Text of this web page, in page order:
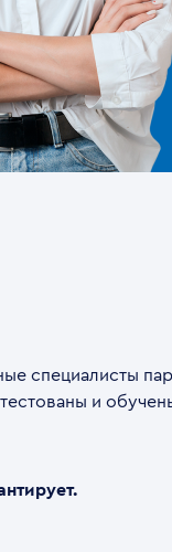
специалисты
и